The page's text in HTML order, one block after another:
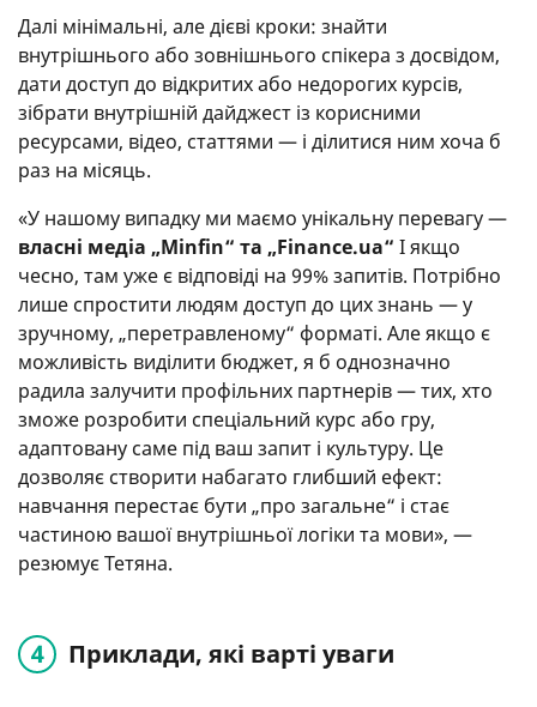
Далі мінімальні, але дієві кроки: знайти
внутрішнього або зовнішнього спікера з досвідом,
дати доступ до відкритих або недорогих курсів,
зібрати внутрішній дайджест із корисними
ресурсами, відео, статтями — і ділитися ним хоча б
раз на місяць.
«У нашому випадку ми маємо унікальну перевагу —
власні медіа „Minfin“ та „Finance.ua“ І якщо
чесно, там уже є відповіді на 99% запитів. Потрібно
лише спростити людям доступ до цих знань — у
зручному, „перетравленому“ форматі. Але якщо є
можливість виділити бюджет, я б однозначно
радила залучити профільних партнерів — тих, хто
зможе розробити спеціальний курс або гру,
адаптовану саме під ваш запит і культуру. Це
дозволяє створити набагато глибший ефект:
навчання перестає бути „про загальне“ і стає
частиною вашої внутрішньої логіки та мови», —
резюмує Тетяна.
Приклади, які варті уваги